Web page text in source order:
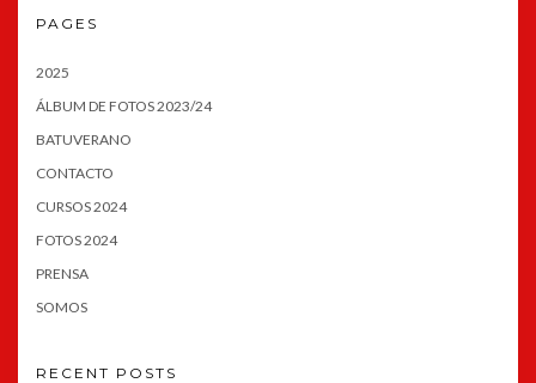
PAGES
2025
ÁLBUM DE FOTOS 2023/24
BATUVERANO
CONTACTO
CURSOS 2024
FOTOS 2024
PRENSA
SOMOS
RECENT POSTS